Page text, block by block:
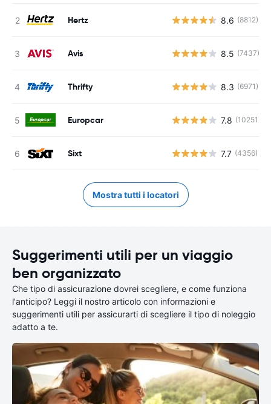
Hertz 8.6 (8812)
Avis 8.5 (7437)
Thrifty 8.3 (6971)
Europcar 7.8 (10251)
Sixt 7.7 (4356)
Mostra tutti i locatori
Suggerimenti utili per un viaggio
ben organizzato
Che tipo di assicurazione dovrei scegliere, e come funziona
l'anticipo? Leggi il nostro articolo con informazioni e
suggerimenti utili per assicurarti di scegliere il tipo di noleggio
adatto a te.